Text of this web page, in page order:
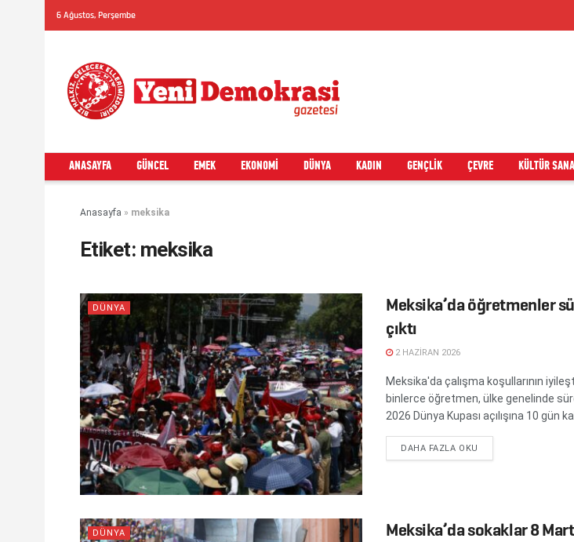
6 Ağustos, Perşembe
ANASAYFA GÜNCEL EMEK EKONOMI DÜNYA KADIN GENÇLIK ÇEVRE KÜLTÜR
Anasayfa » meksika
Etiket: meksika
DÜNYA
Meksika’da öğretmenler
çıktı
2 HAZIRAN 2026
Meksika'da çalışma koşullarının
binlerce öğretmen, ülke genelinde
2026 Dünya Kupası açılışına 10 gün
DAHA FAZLA OKU
DÜNYA
Meksika’da sokaklar 8